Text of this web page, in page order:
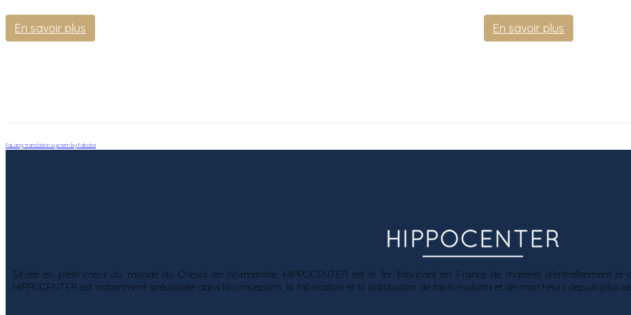
En savoir plus En savoir plus
FaLang translation system by Faboba
Située en plein cœur du monde du Cheval en Normandie, HIPPOCENTER est le 1er fabricant en France de matériel d'entraînement
HIPPOCENTER est notamment spécialisée dans la conception, la fabrication et la distribution de tapis roulants et de marcheurs depuis plus